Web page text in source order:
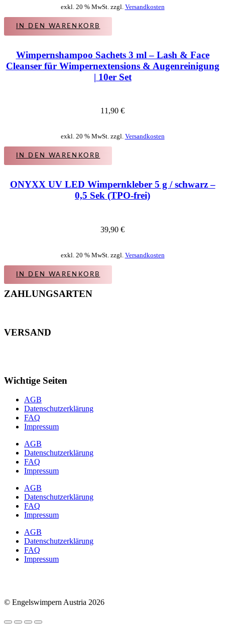
exkl. 20 % MwSt. zzgl. Versandkosten
IN DEN WARENKORB
Wimpernshampoo Sachets 3 ml – Lash & Face
Cleanser für Wimpernextensions & Augenreinigung
| 10er Set
11,90 €
exkl. 20 % MwSt. zzgl. Versandkosten
IN DEN WARENKORB
ONYXX UV LED Wimpernkleber 5 g / schwarz –
0,5 Sek (TPO-frei)
39,90 €
exkl. 20 % MwSt. zzgl. Versandkosten
IN DEN WARENKORB
ZAHLUNGSARTEN
VERSAND
Wichtige Seiten
AGB
Datenschutzerklärung
FAQ
Impressum
AGB
Datenschutzerklärung
FAQ
Impressum
AGB
Datenschutzerklärung
FAQ
Impressum
AGB
Datenschutzerklärung
FAQ
Impressum
© Engelswimpern Austria 2026